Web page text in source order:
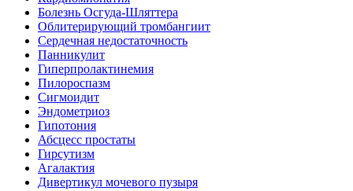
Болезнь Осгуда-Шляттера
Облитерирующий тромбангиит
Сердечная недостаточность
Панникулит
Гиперпролактинемия
Пилороспазм
Сигмоидит
Эндометриоз
Гипотония
Абсцесс простаты
Гирсутизм
Агалактия
Дивертикул мочевого пузыря